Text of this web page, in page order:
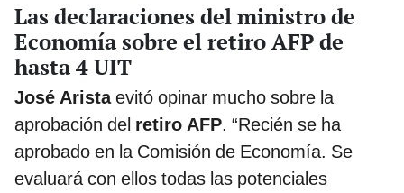
Las declaraciones del ministro de
Economía sobre el retiro AFP de
hasta 4 UIT
José Aristaevitó opinar mucho sobre la
aprobación del retiro AFP. “Recién se ha
aprobado en la Comisión de Economía. Se
evaluará con ellos todas las potenciales